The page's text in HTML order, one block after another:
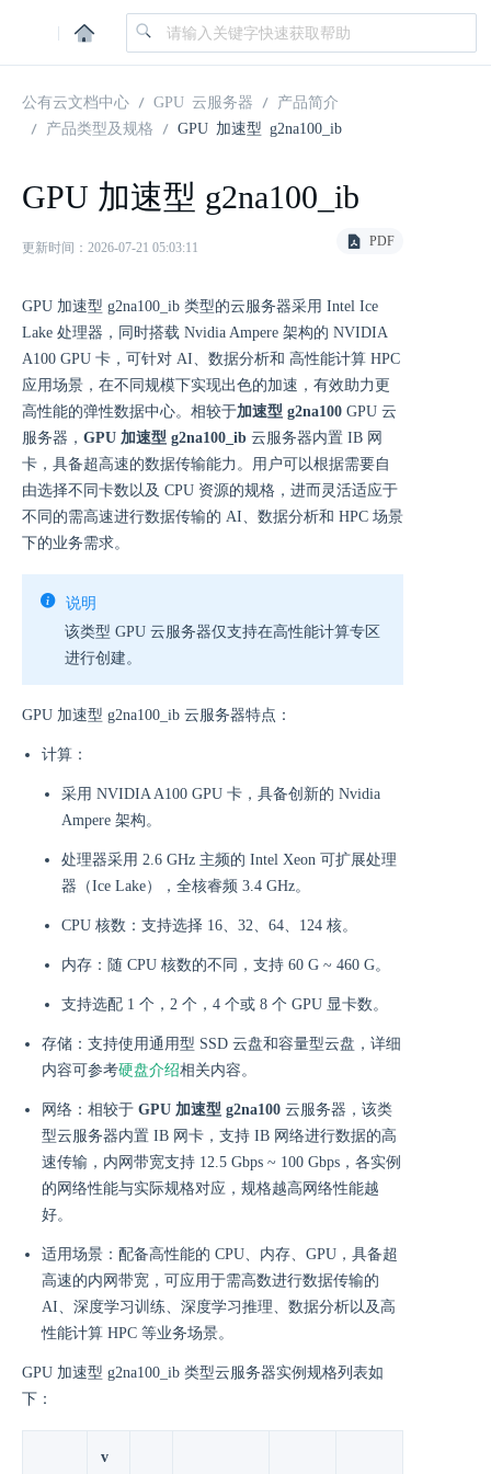
|
公有云文档中心 GPU 云服务器
产品简介
产品类型及规格
GPU 加速型 g2na100_ib
GPU 加速型 g2na100_ib
更新时间：2026-07-21 05:03:11 PDF
GPU 加速型 g2na100_ib 类型的云服务器采用 Intel Ice
Lake 处理器，同时搭载 Nvidia Ampere 架构的 NVIDIA
A100 GPU 卡，可针对 AI、数据分析和 高性能计算 HPC
应用场景，在不同规模下实现出色的加速，有效助力更
高性能的弹性数据中心。相较于加速型 g2na100 GPU 云
服务器， GPU 加速型 g2na100_ib 云服务器内置 IB 网
卡，具备超高速的数据传输能力。用户可以根据需要自
由选择不同卡数以及 CPU 资源的规格，进而灵活适应于
不同的需高速进行数据传输的 AI、数据分析和 HPC 场景
下的业务需求。
说明
该类型 GPU 云服务器仅支持在高性能计算专区
进行创建。
GPU 加速型 g2na100_ib 云服务器特点：
计算：
采用 NVIDIA A100 GPU 卡，具备创新的 Nvidia
Ampere 架构。
处理器采用 2.6 GHz 主频的 Intel Xeon 可扩展处理
器（Ice Lake），全核睿频 3.4 GHz。
CPU 核数：支持选择 16、32、64、124 核。
内存：随 CPU 核数的不同，支持 60 G ~ 460 G。
支持选配 1 个，2 个，4 个或 8 个 GPU 显卡数。
存储：支持使用通用型 SSD 云盘和容量型云盘，详细
内容可参考硬盘介绍相关内容。
网络：相较于 GPU 加速型 g2na100 云服务器，该类
型云服务器内置 IB 网卡，支持 IB 网络进行数据的高
速传输，内网带宽支持 12.5 Gbps ~ 100 Gbps，各实例
的网络性能与实际规格对应，规格越高网络性能越
好。
适用场景：配备高性能的 CPU、内存、GPU，具备超
高速的内网带宽，可应用于需高数进行数据传输的
AI、深度学习训练、深度学习推理、数据分析以及高
性能计算 HPC 等业务场景。
GPU 加速型 g2na100_ib 类型云服务器实例规格列表如
下：
v